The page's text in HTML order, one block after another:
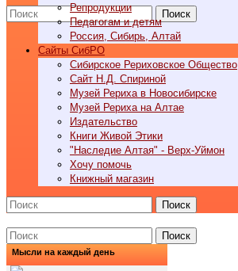
Поиск
Репродукции
Педагогам и детям
Россия, Сибирь, Алтай
Cайты СибРО
Сибирское Рериховское Общество
Сайт Н.Д. Спириной
Музей Рериха в Новосибирске
Музей Рериха на Алтае
Издательство
Книги Живой Этики
"Наследие Алтая" - Верх-Уймон
Хочу помочь
Книжный магазин
Поиск
Поиск
Мысли на каждый день